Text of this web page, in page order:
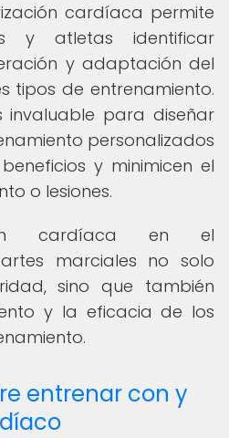
cardíaca permite
y atletas identificar
y adaptación del
tipos de entrenamiento.
invaluable para diseñar
personalizados
y minimicen el
o lesiones.
cardíaca en el
marciales no solo
sino que también
y la eficacia de los
entrenar con y